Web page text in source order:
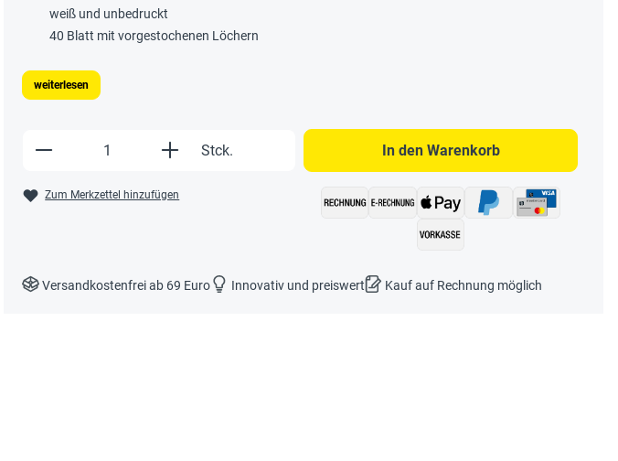
weiß und unbedruckt
40 Blatt mit vorgestochenen Löchern
weiterlesen
Produkt Anzahl: Gib den gewünschten Wert ein oder
Stck.
Zum Merkzettel hinzufügen
In den Warenkorb
Versandkostenfrei ab 69 Euro Innovativ und preiswert Kauf auf Rechnung möglich